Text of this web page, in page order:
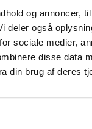
og annoncer,
deler også
sociale medier,
disse data
din brug af deres
Christiansen, T.
Forvaltning – et
Forlag, 1.
Social Impact
ledige og